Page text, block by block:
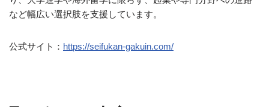
など幅広い選択肢を支援しています。
公式サイト： https://seifukan-gakuin.com/